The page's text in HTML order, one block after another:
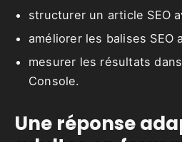
structurer un article SEO
améliorer les balises SEO
mesurer les résultats
Console.
Une réponse